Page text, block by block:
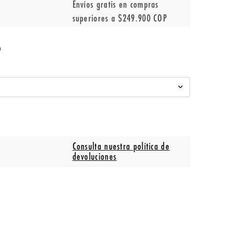
Envíos gratis en compras
superiores a $249.900 COP
Consulta nuestra política de
devoluciones